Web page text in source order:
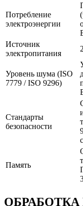
Потребление
электроэнергии
Источник
электропитания
Уровень шума (ISO
7779 / ISO 9296)
Стандарты
безопасности
Память